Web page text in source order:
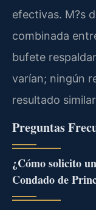
efectivas. M?s
combinada
bufete
varían; ningún
resultado
Preguntas
¿Cómo solicito
Condado de